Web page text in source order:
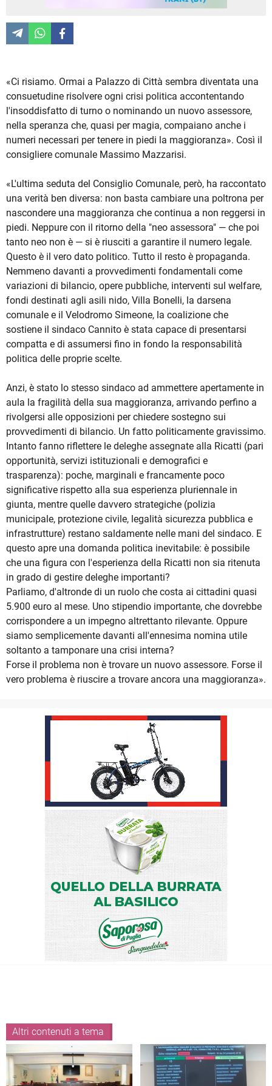
«Ci risiamo. Ormai a Palazzo di Città sembra diventata una
consuetudine risolvere ogni crisi politica accontentando
l'insoddisfatto di turno o nominando un nuovo assessore,
nella speranza che, quasi per magia, compaiano anche i
numeri necessari per tenere in piedi la maggioranza». Così il
consigliere comunale Massimo Mazzarisi.
«L'ultima seduta del Consiglio Comunale, però, ha raccontato
una verità ben diversa: non basta cambiare una poltrona per
nascondere una maggioranza che continua a non reggersi in
piedi. Neppure con il ritorno della "neo assessora" — che poi
tanto neo non è — si è riusciti a garantire il numero legale.
Questo è il vero dato politico. Tutto il resto è propaganda.
Nemmeno davanti a provvedimenti fondamentali come
variazioni di bilancio, opere pubbliche, interventi sul welfare,
fondi destinati agli asili nido, Villa Bonelli, la darsena
comunale e il Velodromo Simeone, la coalizione che
sostiene il sindaco Cannito è stata capace di presentarsi
compatta e di assumersi fino in fondo la responsabilità
politica delle proprie scelte.
Anzi, è stato lo stesso sindaco ad ammettere apertamente in
aula la fragilità della sua maggioranza, arrivando perfino a
rivolgersi alle opposizioni per chiedere sostegno sui
provvedimenti di bilancio. Un fatto politicamente gravissimo.
Intanto fanno riflettere le deleghe assegnate alla Ricatti (pari
opportunità, servizi istituzionali e demografici e
trasparenza): poche, marginali e francamente poco
significative rispetto alla sua esperienza pluriennale in
giunta, mentre quelle davvero strategiche (polizia
municipale, protezione civile, legalità sicurezza pubblica e
infrastrutture) restano saldamente nelle mani del sindaco. E
questo apre una domanda politica inevitabile: è possibile
che una figura con l'esperienza della Ricatti non sia ritenuta
in grado di gestire deleghe importanti?
Parliamo, d'altronde di un ruolo che costa ai cittadini quasi
5.900 euro al mese. Uno stipendio importante, che dovrebbe
corrispondere a un impegno altrettanto rilevante. Oppure
siamo semplicemente davanti all'ennesima nomina utile
soltanto a tamponare una crisi interna?
Forse il problema non è trovare un nuovo assessore. Forse il
vero problema è riuscire a trovare ancora una maggioranza».
Altri contenuti a tema